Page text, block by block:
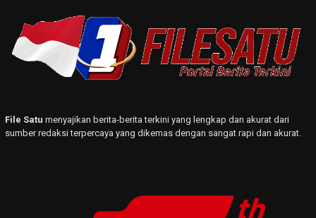
File Satu menyajikan berita-berita terkini yang lengkap dan akurat dari
sumber redaksi terpercaya yang dikemas dengan sangat rapi dan akurat.